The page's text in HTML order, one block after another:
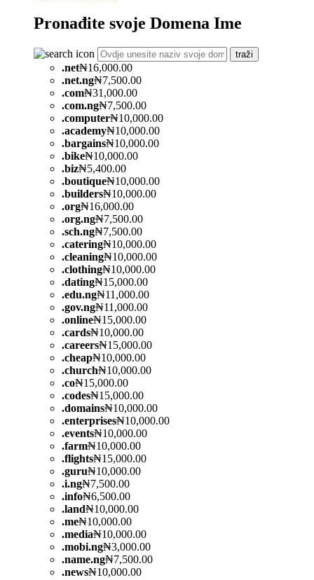
Pronađite svoje Domena Ime
traži
.net₦16,000.00
.net.ng₦7,500.00
.com₦31,000.00
.com.ng₦7,500.00
.computer₦10,000.00
.academy₦10,000.00
.bargains₦10,000.00
.bike₦10,000.00
.biz₦5,400.00
.boutique₦10,000.00
.builders₦10,000.00
.org₦16,000.00
.org.ng₦7,500.00
.sch.ng₦7,500.00
.catering₦10,000.00
.cleaning₦10,000.00
.clothing₦10,000.00
.dating₦15,000.00
.edu.ng₦11,000.00
.gov.ng₦11,000.00
.online₦15,000.00
.cards₦10,000.00
.careers₦15,000.00
.cheap₦10,000.00
.church₦10,000.00
.co₦15,000.00
.codes₦15,000.00
.domains₦10,000.00
.enterprises₦10,000.00
.events₦10,000.00
.farm₦10,000.00
.flights₦15,000.00
.guru₦10,000.00
.i.ng₦7,500.00
.info₦6,500.00
.land₦10,000.00
.me₦10,000.00
.media₦10,000.00
.mobi.ng₦3,000.00
.name.ng₦7,500.00
.news₦10,000.00